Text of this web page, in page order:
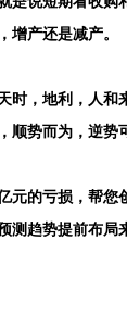
增产还是减产。
时，地利，人和
势而为，逆势
元的亏损，帮
趋势提前布局